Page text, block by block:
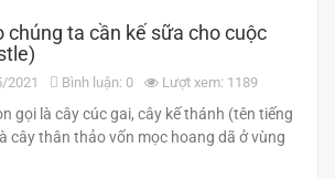
chúng ta cần kế sữa cho cuộc
2021 Bình luận: 0 Lượt xem: 1189
gọi là cây cúc gai, cây kế thánh (tên tiếng
cây thân thảo vốn mọc hoang dã ở vùng